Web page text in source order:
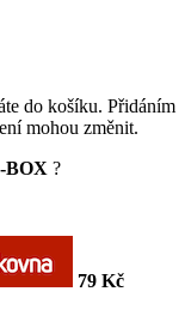
do košíku. Přidáním
mohou změnit.
BOX ?
79 Kč